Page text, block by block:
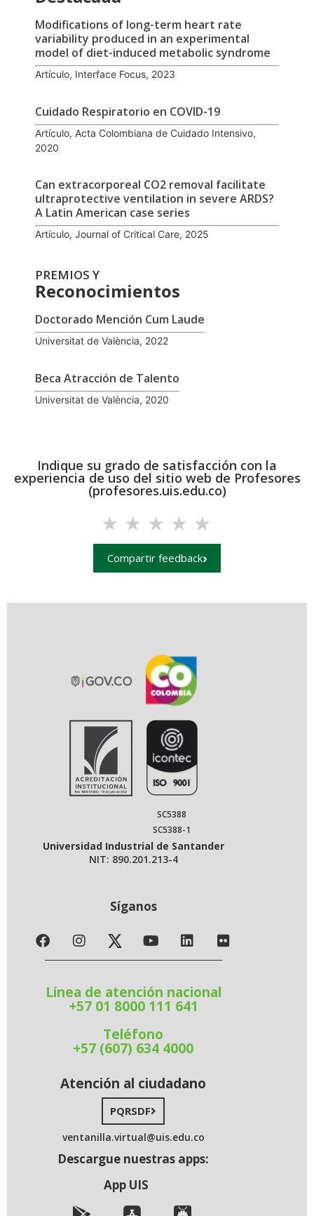
Modifications of long-term heart rate
variability produced in an experimental
model of diet-induced metabolic syndrome
Artículo, Interface Focus, 2023
Cuidado Respiratorio en COVID-19
Artículo, Acta Colombiana de Cuidado Intensivo,
2020
Can extracorporeal CO2 removal facilitate
ultraprotective ventilation in severe ARDS?
A Latin American case series
Artículo, Journal of Critical Care, 2025
PREMIOS Y
Reconocimientos
Doctorado Mención Cum Laude
Universitat de València, 2022
Beca Atracción de Talento
Universitat de València, 2020
Indique su grado de satisfacción con la
experiencia de uso del sitio web de Profesores
(profesores.uis.edu.co)